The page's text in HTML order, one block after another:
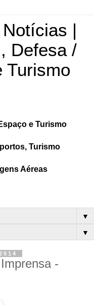
|
Defesa /
Turismo
e Turismo
Turismo
Aéreas
▼
▼
-